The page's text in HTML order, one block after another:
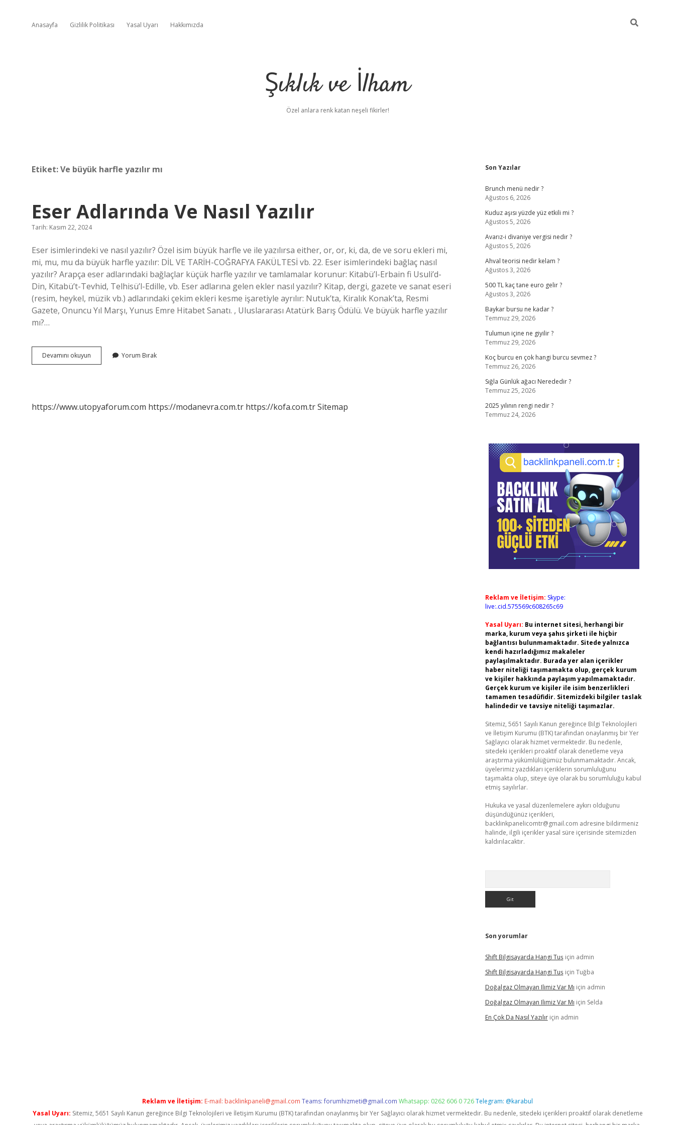
Anasayfa Gizlilik Politikası Yasal Uyarı Hakkımızda
Şıklık ve İlham
Özel anlara renk katan neşeli fikirler!
Etiket:Ve büyük harfle yazılır mı
Eser Adlarında Ve Nasıl Yazılır
Tarih: Kasım 22, 2024
Eser isimlerindeki ve nasıl yazılır? Özel isim büyük harfle ve ile yazılırsa either, or, or, ki, da, de ve soru ekleri mi,
mi, mu, mu da büyük harfle yazılır: DİL VE TARİH-COĞRAFYA FAKÜLTESİ vb. 22. Eser isimlerindeki bağlaç nasıl
yazılır? Arapça eser adlarındaki bağlaçlar küçük harfle yazılır ve tamlamalar korunur: Kitabü’l-Erbain fi Usuli’d-
Din, Kitabü’t-Tevhid, Telhisü’l-Edille, vb. Eser adlarına gelen ekler nasıl yazılır? Kitap, dergi, gazete ve sanat eseri
(resim, heykel, müzik vb.) adlarındaki çekim ekleri kesme işaretiyle ayrılır: Nutuk’ta, Kiralık Konak’ta, Resmi
Gazete, Onuncu Yıl Marşı, Yunus Emre Hitabet Sanatı. , Uluslararası Atatürk Barış Ödülü. Ve büyük harfle yazılır
mı?…
Devamını okuyun
Adlarında
Yorum Bırak
https://www.utopyaforum.com https://modanevra.com.tr https://kofa.com.trSitemap
Sidebar
Son Yazılar
Brunch menü nedir ?
Ağustos 6, 2026
Kuduz aşısı yüzde yüz etkili mi ?
Ağustos 5, 2026
Avarız-i divaniye vergisi nedir ?
Ağustos 5, 2026
Ahval teorisi nedir kelam ?
Ağustos 3, 2026
500 TL kaç tane euro gelir ?
Ağustos 3, 2026
Baykar bursu ne kadar ?
Temmuz 29, 2026
Tulumun içine ne giyilir ?
Temmuz 29, 2026
Koç burcu en çok hangi burcu sevmez ?
Temmuz 26, 2026
Sığla Günlük ağacı Nerededir ?
Temmuz 25, 2026
2025 yılının rengi nedir ?
Temmuz 24, 2026
Reklam ve İletişim: Skype:
live:.cid.575569c608265c69
Yasal Uyarı: Bu internet sitesi, herhangi bir
marka, kurum veya şahıs şirketi ile hiçbir
bağlantısı bulunmamaktadır. Sitede yalnızca
kendi hazırladığımız makaleler
paylaşılmaktadır. Burada yer alan içerikler
haber niteliği taşımamakta olup, gerçek kurum
ve kişiler hakkında paylaşım yapılmamaktadır.
Gerçek kurum ve kişiler ile isim benzerlikleri
tamamen tesadüfidir. Sitemizdeki bilgiler taslak
halindedir ve tavsiye niteliği taşımazlar.
Sitemiz, 5651 Sayılı Kanun gereğince Bilgi Teknolojileri
ve İletişim Kurumu (BTK) tarafından onaylanmış bir Yer
Sağlayıcı olarak hizmet vermektedir. Bu nedenle,
sitedeki içerikleri proaktif olarak denetleme veya
araştırma yükümlülüğümüz bulunmamaktadır. Ancak,
üyelerimiz yazdıkları içeriklerin sorumluluğunu
taşımakta olup, siteye üye olarak bu sorumluluğu kabul
etmiş sayılırlar.
Hukuka ve yasal düzenlemelere aykırı olduğunu
düşündüğünüz içerikleri,
backlinkpanelicomtr@gmail.com adresine bildirmeniz
halinde, ilgili içerikler yasal süre içerisinde sitemizden
kaldırılacaktır.
Son yorumlar
Shift Bilgisayarda Hangi Tuşiçin admin
Shift Bilgisayarda Hangi Tuşiçin Tuğba
Doğalgaz Olmayan Ilimiz Var Mı için admin
Doğalgaz Olmayan Ilimiz Var Mı için Selda
En Çok Da Nasıl Yazılıriçin admin
Reklam ve İletişim: E-mail: backlinkpaneli@gmail.com Teams:forumhizmeti@gmail.com Whatsapp: 0262 606 0 726Telegram: @karabul
Yasal Uyarı: Sitemiz, 5651 Sayılı Kanun gereğince Bilgi Teknolojileri ve İletişim Kurumu (BTK) tarafından onaylanmış bir Yer Sağlayıcı olarak hizmet vermektedir. Bu nedenle, sitedeki içerikleri proaktif olarak denetleme